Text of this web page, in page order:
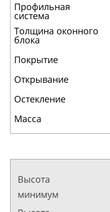
Профильная
система
Толщина оконного
блока
Покрытие
Открывание
Остекление
Масса